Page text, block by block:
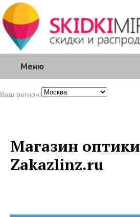
Меню
Ваш регион:
Магазин оптики
Zakazlinz.ru